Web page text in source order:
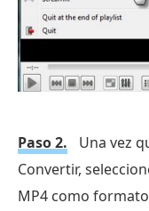
Paso 2.
Una vez
Convertir,
MP4 como